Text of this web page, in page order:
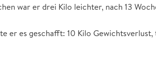
war er drei Kilo leichter, nach 13
er es geschafft: 10 Kilo